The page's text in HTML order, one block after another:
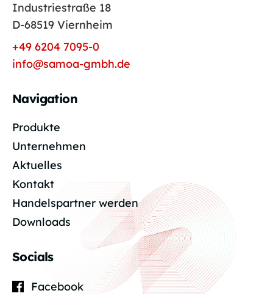
Industriestraße 18
D-68519 Viernheim
+49 6204 7095-0
info@samoa-gmbh.de
Navigation
Produkte
Unternehmen
Aktuelles
Kontakt
Handelspartner werden
Downloads
Socials
Facebook